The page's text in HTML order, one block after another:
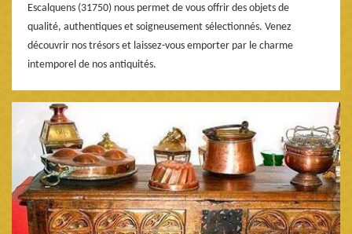
Escalquens (31750) nous permet de vous offrir des objets de
qualité, authentiques et soigneusement sélectionnés. Venez
découvrir nos trésors et laissez-vous emporter par le charme
intemporel de nos antiquités.